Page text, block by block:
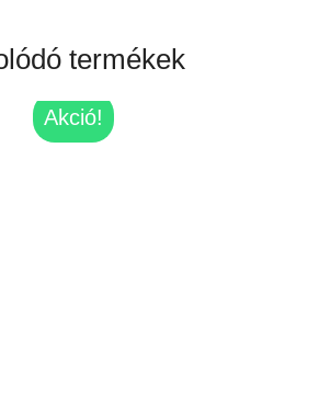
termékek
Akció!